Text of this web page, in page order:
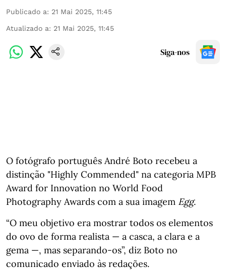
Publicado a: 21 Mai 2025, 11:45
Atualizado a: 21 Mai 2025, 11:45
Siga-nos
O fotógrafo português André Boto recebeu a
distinção "Highly Commended" na categoria MPB
Award for Innovation no World Food
Photography Awards com a sua imagem Egg.
“O meu objetivo era mostrar todos os elementos
do ovo de forma realista — a casca, a clara e a
gema —, mas separando-os”, diz Boto no
comunicado enviado às redações.